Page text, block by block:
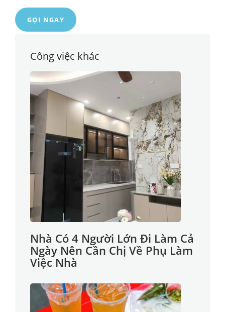
GỌI NGAY
Công việc khác
Nhà Có 4 Người Lớn Đi Làm Cả
Ngày Nên Cần Chị Về Phụ Làm
Việc Nhà